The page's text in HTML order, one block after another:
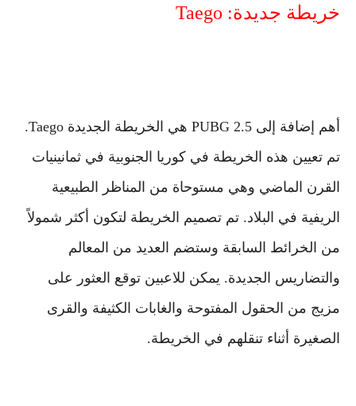
خريطة جديدة: Taego
أهم إضافة إلى PUBG 2.5 هي الخريطة الجديدة Taego.
تم تعيين هذه الخريطة في كوريا الجنوبية في ثمانينيات
القرن الماضي وهي مستوحاة من المناظر الطبيعية
الريفية في البلاد. تم تصميم الخريطة لتكون أكثر شمولاً
من الخرائط السابقة وستضم العديد من المعالم
والتضاريس الجديدة. يمكن للاعبين توقع العثور على
مزيج من الحقول المفتوحة والغابات الكثيفة والقرى
الصغيرة أثناء تنقلهم في الخريطة.